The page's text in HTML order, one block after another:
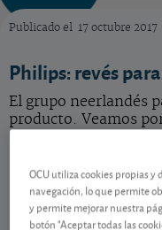
Publicado el 17 octubre 2017
Philips: revés
El grupo neerlandés
producto. Veamos
NL0000009538
07/08/2026 Ámsterdam
OCU utiliza cookies propias
navegación, lo que permite
y permite mejorar nuestra
botón "Aceptar todas las